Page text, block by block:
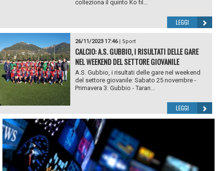
colleziona il quinto Ko fil...
LEGGI
26/11/2023 17:46| Sport
CALCIO: A.S. GUBBIO, I RISULTATI DELLE GARE
NEL WEEKEND DEL SETTORE GIOVANILE
A.S. Gubbio, i risultati delle gare nel weekend
del settore giovanile: Sabato 25 novembre -
Primavera 3: Gubbio - Taran...
LEGGI